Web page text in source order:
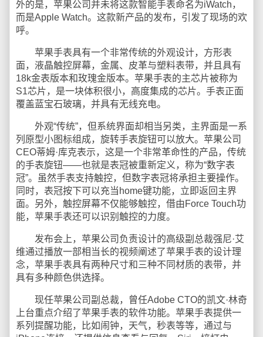
外的是，苹果公司并未将这款智能手表命名为iWatch，
而是Apple Watch。这款新产品的发布，引发了现场的欢
呼。
苹果手表具有一个非常传统的外观设计，方形表
面，液晶触控屏幕，金属、皮革与塑料表带，并且具有
18k金表版本和玫瑰金版本。苹果手表的主芯片被称为
S1芯片，是一块体积很小，高度集成的芯片。手表正面
覆盖蓝宝石玻璃，并具有无线充电。
外观“传统”，但系统界面却相当另类，主界面是一系
列原型小图标组成，旋转手表旋钮可以放大。苹果公司
CEO蒂姆·库克表示，这是一个非常革命性的产品，传统
的手表旋钮——也就是表冠被重新定义，称为“数字表
冠”。虽然手表支持触控，但数字表冠将承担主要操作。
同时，表冠按下可以充当home键功能，立即返回主界
面。另外，触控屏幕不仅能够触控，借由Force Touch功
能，苹果手表还可以识别触控的力度。
发布会上，苹果公司负责设计的高级副总裁强尼·艾
维通过播放一部相当长的视频阐述了苹果手表的设计理
念，苹果手表具有两种尺寸和三种不同材质的表带，并
具有多种颜色供选择。
现任苹果公司副总裁，曾任Adobe CTO的凯文·林奇
上台重点介绍了苹果手表的软件功能。苹果手表提供一
系列提醒功能，比如闹钟，天气，秒表等等，通过与